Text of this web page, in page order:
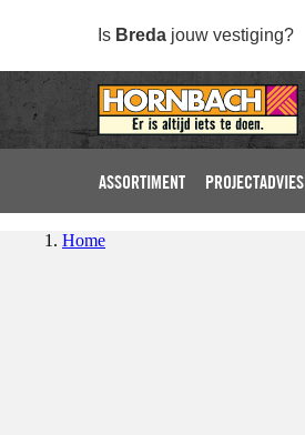
Is Breda jouw vestiging?
ASSORTIMENT PROJECTADVIES
Home